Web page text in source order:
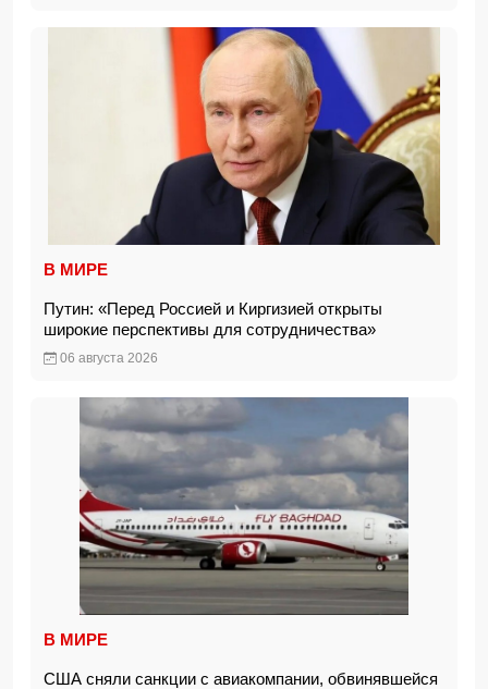
В МИРЕ
Путин: «Перед Россией и Киргизией открыты
широкие перспективы для сотрудничества»
06 августа 2026
В МИРЕ
США сняли санкции с авиакомпании, обвинявшейся